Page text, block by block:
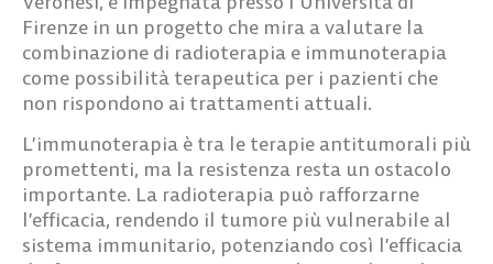
Firenze in un progetto che mira a valutare la
combinazione di radioterapia e immunoterapia
come possibilità terapeutica per i pazienti che
non rispondono ai trattamenti attuali.
L’immunoterapia è tra le terapie antitumorali più
promettenti, ma la resistenza resta un ostacolo
importante. La radioterapia può rafforzarne
l’efficacia, rendendo il tumore più vulnerabile al
sistema immunitario, potenziando così l’efficacia